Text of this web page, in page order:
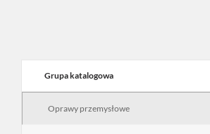
Grupa katalogowa